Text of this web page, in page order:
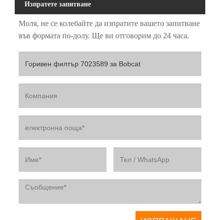
Изпратете запитване
Моля, не се колебайте да изпратите вашето запитване
във формата по-долу. Ще ви отговорим до 24 часа.